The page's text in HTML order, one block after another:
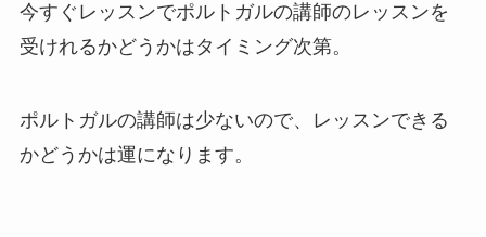
今すぐレッスンでポルトガルの講師のレッスンを
受けれるかどうかはタイミング次第。
ポルトガルの講師は少ないので、レッスンできる
かどうかは運になります。